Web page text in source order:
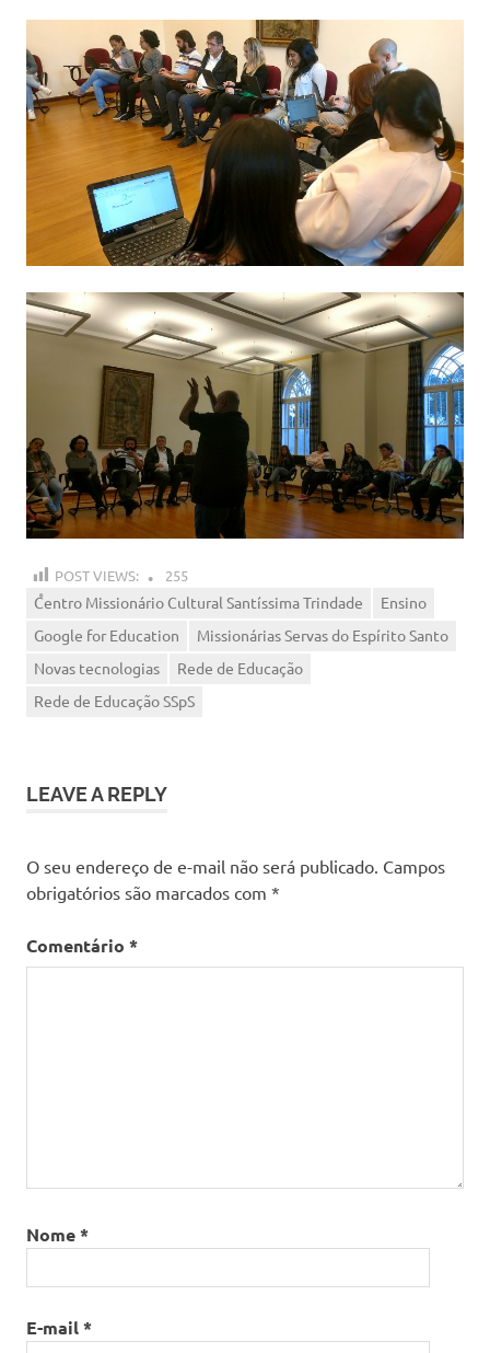
POST VIEWS: 255
Centro Missionário Cultural Santíssima Trindade
Ensino
Google for Education
Missionárias Servas do Espírito Santo
Novas tecnologias
Rede de Educação
Rede de Educação SSpS
LEAVE A REPLY
O seu endereço de e-mail não será publicado. Campos
obrigatórios são marcados com *
Comentário *
Nome*
E-mail*